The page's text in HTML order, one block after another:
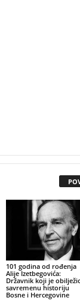
101 godina od rođenja
Alije Izetbegovića:
Državnik koji je
savremenu historiju
Bosne i Hercegovine